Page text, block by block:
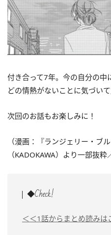
付き合って7年。 今の自分の中
どの情熱がないことに気づい
次回のお話もお楽しみに！
（漫画：『ランジェリー・ブ
（KADOKAWA）より一部抜
◆Check!
＜＜1話からまとめ読みは